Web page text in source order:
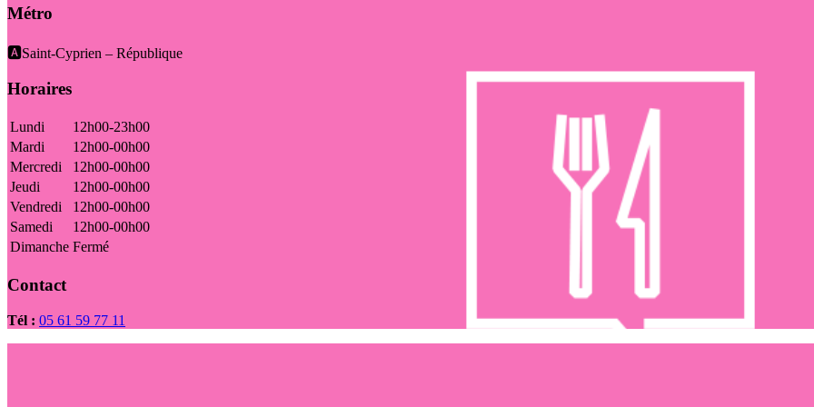
Métro
🅰️Saint-Cyprien – République
Horaires
Lundi
12h00-23h00
Mardi
12h00-00h00
Mercredi
12h00-00h00
Jeudi
12h00-00h00
Vendredi
12h00-00h00
Samedi
12h00-00h00
Dimanche Fermé
Contact
Tél : 05 61 59 77 11